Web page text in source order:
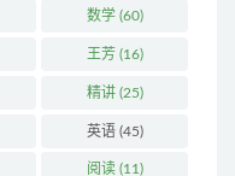
数学(60)
王芳(16)
精讲(25)
英语(45)
阅读(11)